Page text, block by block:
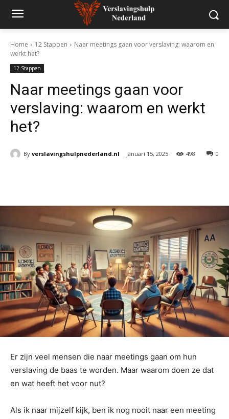
Home 12 Stappen
Naar meetings gaan voor verslaving: waarom en
werkt het?
12 Stappen
Naar meetings gaan voor
verslaving: waarom en werkt
het?
By verslavingshulpnederland.nl januari 15, 2025 0
498
Er zijn veel mensen die naar meetings gaan om hun
verslaving de baas te worden. Maar waarom doen ze dat
en wat heeft het voor nut?
Als ik naar mijzelf kijk, ben ik nog nooit naar een meeting